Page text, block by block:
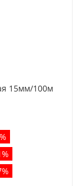
15мм/100м